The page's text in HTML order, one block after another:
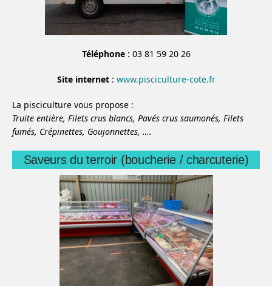
Téléphone: 03 81 59 20 26
Site internet: www.pisciculture-cote.fr
La pisciculture vous propose :
Truite entière, Filets crus blancs, Pavés crus saumonés, Filets
fumés, Crépinettes, Goujonnettes, ….
Saveurs du terroir (boucherie / charcuterie)